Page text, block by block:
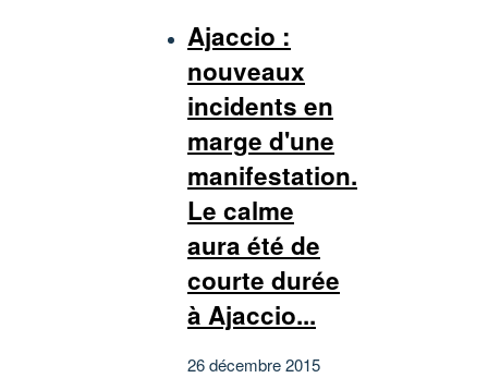
Ajaccio :
nouveaux
incidents en
marge d'une
manifestation.
Le calme
aura été de
courte durée
à Ajaccio...
26 décembre 2015